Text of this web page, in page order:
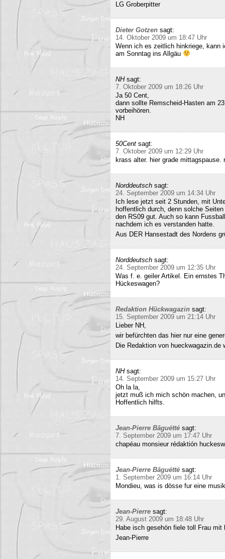
LG Groberpitter
Dieter Gotzen sagt:
14. Oktober 2009 um 18:47 Uhr
Wenn ich es zeitlich hinkriege, kann
am Sonntag ins Allgäu
NH sagt:
7. Oktober 2009 um 18:26 Uhr
Ja 50 Cent,
dann sollte Remscheid-Hasten am
vorbeihören.
NH
50Cent sagt:
7. Oktober 2009 um 12:29 Uhr
krass alter. hier grade
Norddeutsch sagt:
24. September 2009 um 14:34 Uhr
Ich lese jetzt seit 2 Stunden, mit
hoffentlich durch, denn solche
den RS09 gut. Auch so kann
nachdem ich es verstanden hatte.
Aus DER Hansestadt des Nordens
Norddeutsch sagt:
24. September 2009 um 12:35 Uhr
Was f. e. geiler Artikel. Ein ernstes
Hückeswagen?
Redaktion Hückwagazin sagt:
15. September 2009 um 21:14 Uhr
Lieber NH,
wir befürchten das hier nur eine
Die Redaktion von
NH sagt:
14. September 2009 um 15:27 Uhr
Oh la la,
jetzt muß ich mich schön machen,
Hoffentlich hilfts.
Jean-Pierre Bâguétté sagt:
7. September 2009 um 17:47 Uhr
chapéau monsieur rédaktión
Jean-Pierre Bâguétté sagt:
1. September 2009 um 16:14 Uhr
Mondieu, was is dösse fur eine
Jean-Pierre sagt:
29. August 2009 um 18:48 Uhr
Habe isch gesehön fiele toll Frau
Jean-Pierre